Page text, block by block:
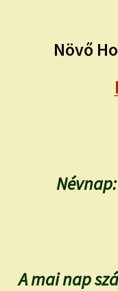
Növő
Névnap:
A mai nap